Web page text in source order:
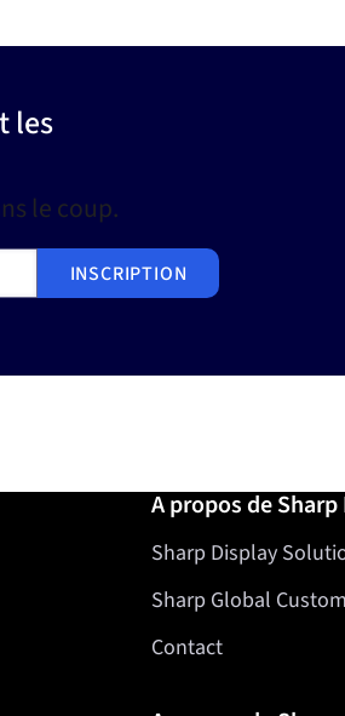
les
le coup.
INSCRIPTION
A propos de
Sharp Display
Sharp Global
Contact